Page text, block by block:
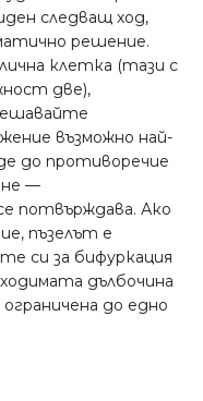
следващ ход,
решение.
клетка (тази с
две),
възможно най-
до противоречие
—
потвърждава. Ако
пъзелът е
си за бифуркация
дълбочина
до едно